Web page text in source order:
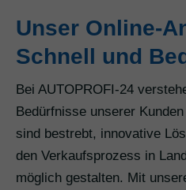
Unser Online-
Schnell und
Bei AUTOPROFI-24
Bedürfnisse unserer
sind bestrebt, innovative
den Verkaufsprozess in
möglich gestalten. Mit